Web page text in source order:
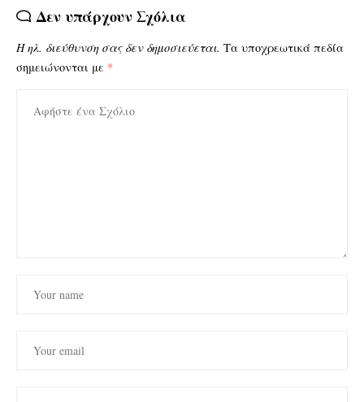
Δεν υπάρχουν Σχόλια
Η ηλ. διεύθυνση σας δεν δημοσιεύεται. Τα υποχρεωτικά πεδία
σημειώνονται με *